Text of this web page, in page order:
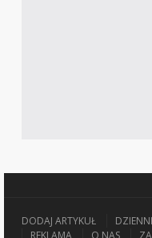
DODAJ ARTYKUŁ